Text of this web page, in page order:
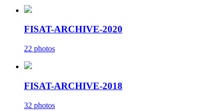
FISAT-ARCHIVE-2020
22 photos
FISAT-ARCHIVE-2018
32 photos